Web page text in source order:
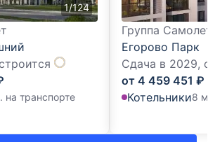
1/124
строится
на транспорте
Группа
Егорово Парк
Сдача в 2029,
от 4 459 451 ₽
Котельники8